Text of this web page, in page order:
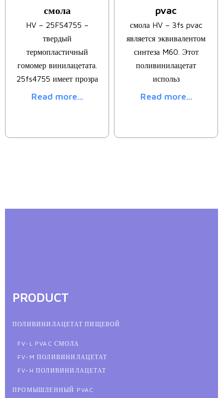
PRODUCT
ПОЛИВИНИЛАЦЕТАТ ПИЩЕВОЙ
FV-L PVAC СМОЛА
FV-M ПОЛИВИНИЛАЦЕТАТ
FV-H ПОЛИВИНИЛАЦЕТАТ
ПРОМЫШЛЕННЫЙ PVAC
смола
HV – 25FS4755 –
твердый
термопластичный
гомомер винилацетата.
25fs4755 имеет прозра
Read more...
pvac
смола HV – 3fs pvac
является эквивалентом
синтеза M60. Этот
поливинилацетат
использ
Read more...